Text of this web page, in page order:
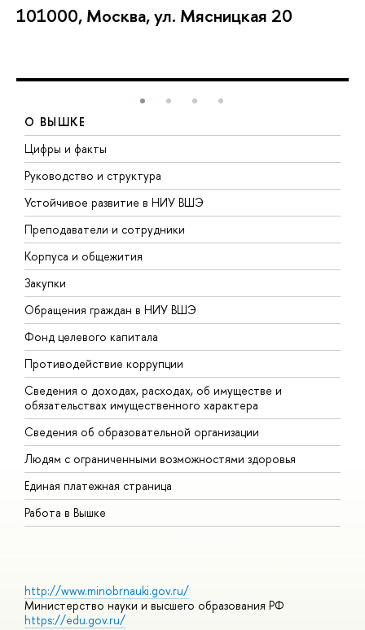
101000, Москва, ул. Мясницкая 20
О ВЫШКЕ
Цифры и факты
Руководство и структура
Устойчивое развитие в НИУ ВШЭ
Преподаватели и сотрудники
Корпуса и общежития
Закупки
Обращения граждан в НИУ ВШЭ
Фонд целевого капитала
Противодействие коррупции
Сведения о доходах, расходах, об имуществе и
обязательствах имущественного характера
Сведения об образовательной организации
Людям с ограниченными возможностями здоровья
Единая платежная страница
Работа в Вышке
http://www.minobrnauki.gov.ru/
Министерство науки и высшего образования РФ
https://edu.gov.ru/